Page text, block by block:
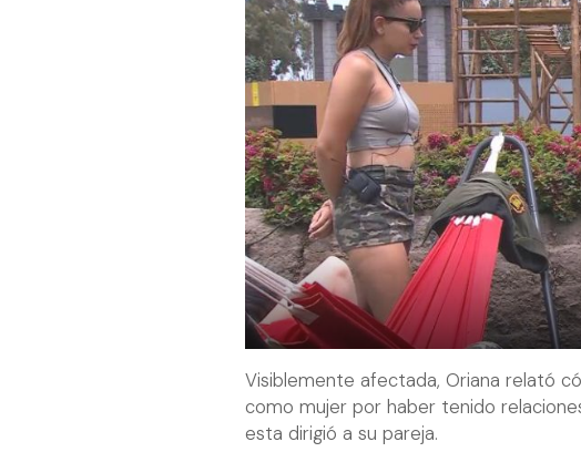
Visiblemente afectada, Oriana relató
como mujer por haber tenido
esta dirigió a su pareja.